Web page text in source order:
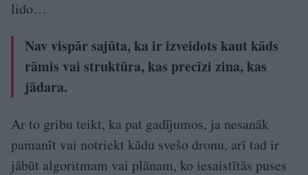
lido…
Nav vispār sajūta, ka ir izveidots kaut kāds
rāmis vai struktūra, kas precīzi zina, kas
jādara.
Ar to gribu teikt, ka pat gadījumos, ja nesanāk
pamanīt vai notriekt kādu svešo dronu, arī tad ir
jābūt algoritmam vai plānam, ko iesaistītās puses